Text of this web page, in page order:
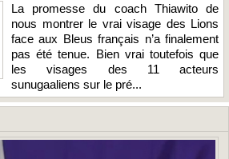
La promesse du coach Thiawito de
nous montrer le vrai visage des Lions
face aux Bleus français n’a finalement
pas été tenue. Bien vrai toutefois que
les visages des 11 acteurs
sunugaaliens sur le pré...